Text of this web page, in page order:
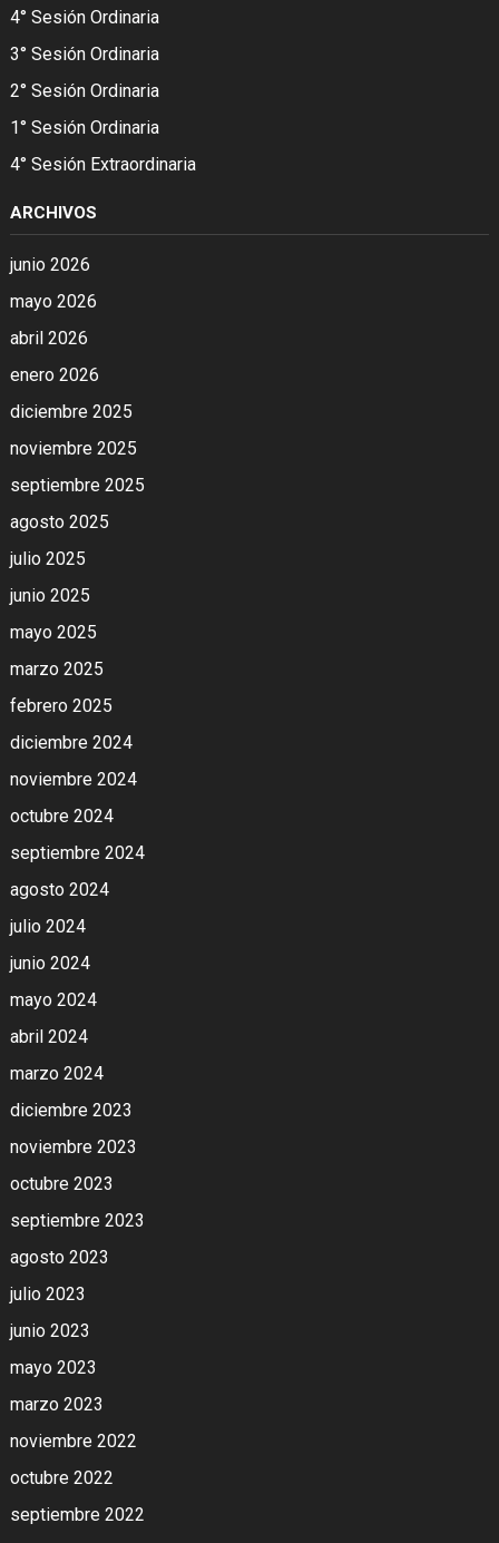
4° Sesión Ordinaria
3° Sesión Ordinaria
2° Sesión Ordinaria
1° Sesión Ordinaria
4° Sesión Extraordinaria
ARCHIVOS
junio 2026
mayo 2026
abril 2026
enero 2026
diciembre 2025
noviembre 2025
septiembre 2025
agosto 2025
julio 2025
junio 2025
mayo 2025
marzo 2025
febrero 2025
diciembre 2024
noviembre 2024
octubre 2024
septiembre 2024
agosto 2024
julio 2024
junio 2024
mayo 2024
abril 2024
marzo 2024
diciembre 2023
noviembre 2023
octubre 2023
septiembre 2023
agosto 2023
julio 2023
junio 2023
mayo 2023
marzo 2023
noviembre 2022
octubre 2022
septiembre 2022